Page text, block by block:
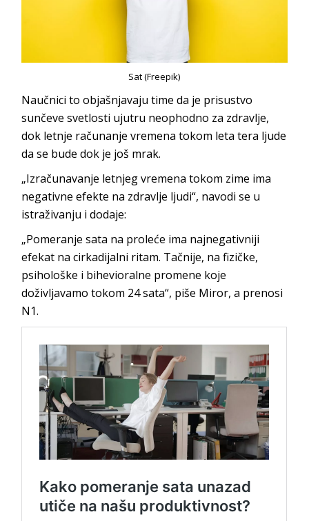
Sat (Freepik)
Naučnici to objašnjavaju time da je prisustvo
sunčeve svetlosti ujutru neophodno za zdravlje,
dok letnje računanje vremena tokom leta tera ljude
da se bude dok je još mrak.
„Izračunavanje letnjeg vremena tokom zime ima
negativne efekte na zdravlje ljudi“, navodi se u
istraživanju i dodaje:
„Pomeranje sata na proleće ima najnegativniji
efekat na cirkadijalni ritam. Tačnije, na fizičke,
psihološke i bihevioralne promene koje
doživljavamo tokom 24 sata“, piše Miror, a prenosi
N1.